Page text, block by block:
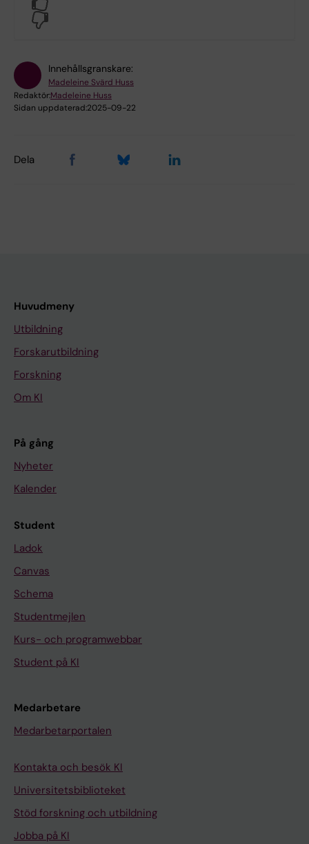
Innehållsgranskare:
Madeleine Svärd Huss
Redaktör:Madeleine Huss
Sidan uppdaterad:2025-09-22
Dela
Huvudmeny
Utbildning
Forskarutbildning
Forskning
Om KI
På gång
Nyheter
Kalender
Student
Ladok
Canvas
Schema
Studentmejlen
Kurs- och programwebbar
Student på KI
Medarbetare
Medarbetarportalen
Kontakta och besök KI
Universitetsbiblioteket
Stöd forskning och utbildning
Jobba på KI